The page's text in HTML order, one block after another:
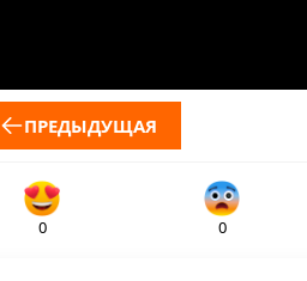
ПРЕДЫДУЩАЯ
0 0